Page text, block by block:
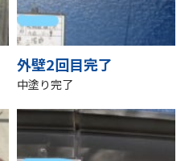
外壁2回目完了
中塗り完了